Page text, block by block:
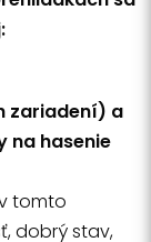
zariadení) a
na hasenie
tomto
dobrý stav,